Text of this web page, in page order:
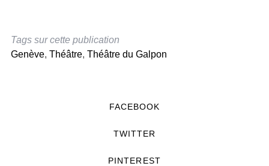
Tags sur cette publication
Genève, Théâtre, Théâtre du Galpon
FACEBOOK
TWITTER
PINTEREST